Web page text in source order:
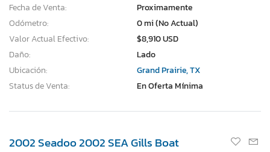
Fecha de Venta:
Proximamente
Odómetro:
0 mi (No Actual)
Valor Actual Efectivo:
$8,910 USD
Daño:
Lado
Ubicación:
Grand Prairie, TX
Status de Venta:
En Oferta Mínima
2002 Seadoo 2002 SEA Gills Boat